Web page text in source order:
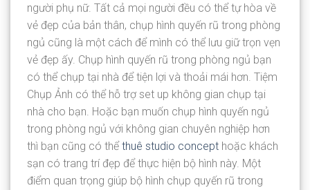
người phụ nữ. Tất cả mọi người đều có thể tự hòa về
vẻ đẹp của bản thân, chụp hình quyến rũ trong phòng
ngủ cũng là một cách để mình có thể lưu giữ trọn vẹn
vẻ đẹp ấy. Chụp hình quyến rũ trong phòng ngủ bạn
có thể chụp tại nhà để tiện lợi và thoải mái hơn. Tiệm
Chụp Ảnh có thể hỗ trợ set up không gian chụp tại
nhà cho bạn. Hoặc bạn muốn chụp hình quyến ngủ
trong phòng ngủ với không gian chuyên nghiệp hơn
thì bạn cũng có thểthuê studio concept hoặc khách
sạn có trang trí đẹp để thực hiện bộ hình này. Một
điểm quan trọng giúp bộ hình chụp quyến rũ trong